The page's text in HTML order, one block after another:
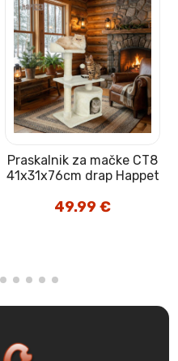
Praskalnik za mačke CT8
41x31x76cm drap Happet
49.99€